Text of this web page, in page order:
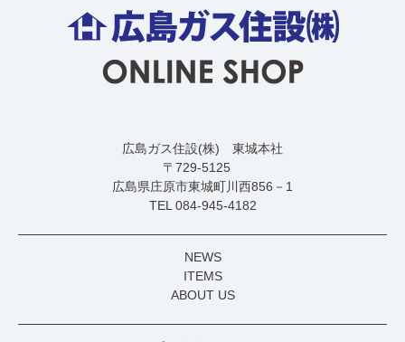
広島ガス住設(株) 東城本社
〒729-5125
広島県庄原市東城町川西856－1
TEL 084-945-4182
NEWS
ITEMS
ABOUT US